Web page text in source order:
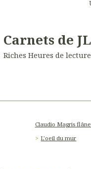
Carnets de
Riches Heures de
Claudio Magris
L'oeil du mur